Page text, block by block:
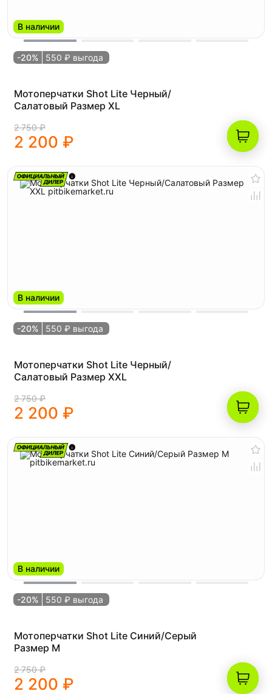
В наличии
-20% 550 ₽ выгода
Мотоперчатки Shot Lite Черный/
Салатовый Размер XL
2 750 ₽
2 200 ₽
В наличии
-20% 550 ₽ выгода
Мотоперчатки Shot Lite Черный/
Салатовый Размер XXL
2 750 ₽
2 200 ₽
В наличии
-20% 550 ₽ выгода
Мотоперчатки Shot Lite Синий/Серый
Размер M
2 750 ₽
2 200 ₽